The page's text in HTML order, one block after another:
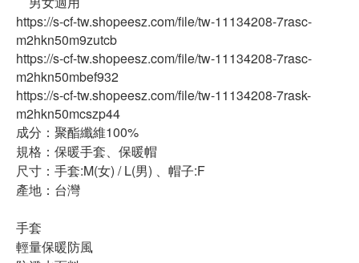
https://s-cf-tw.shopeesz.com/file/tw-11134208-7rasc-
m2hkn50m9zutcb
https://s-cf-tw.shopeesz.com/file/tw-11134208-7rasc-
m2hkn50mbef932
https://s-cf-tw.shopeesz.com/file/tw-11134208-7rask-
m2hkn50mcszp44
成分：聚酯纖維100%
規格：保暖手套、保暖帽
尺寸：手套:M(女) / L(男) 、帽子:F
產地：台灣
手套
輕量保暖防風